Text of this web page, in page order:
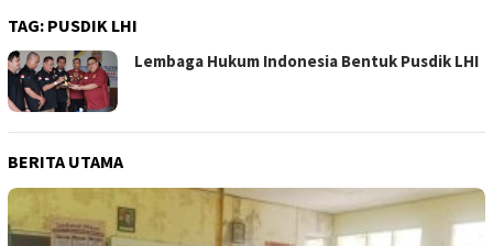
TAG: PUSDIK LHI
Lembaga Hukum Indonesia Bentuk Pusdik LHI
BERITA UTAMA